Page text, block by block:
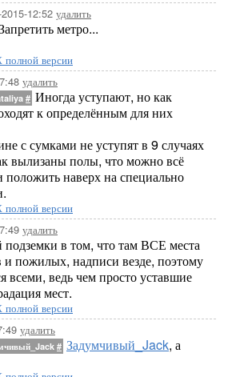
12:52 удалить
метро...
полной версии
удалить
# Иногда уступают, но как
к определённым для них
с сумками не уступят в 9 случаях
вылизаны полы, что можно всё
положить наверх на специально
полной версии
удалить
подземки в том, что там ВСЕ места
и пожилых, надписи везде, поэтому
всеми, ведь чем просто уставшие
мест.
полной версии
удалить
# Задумчивый_Jack, а